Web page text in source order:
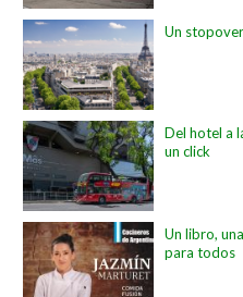
Un
Del hotel a
un click
Un libro,
para todos